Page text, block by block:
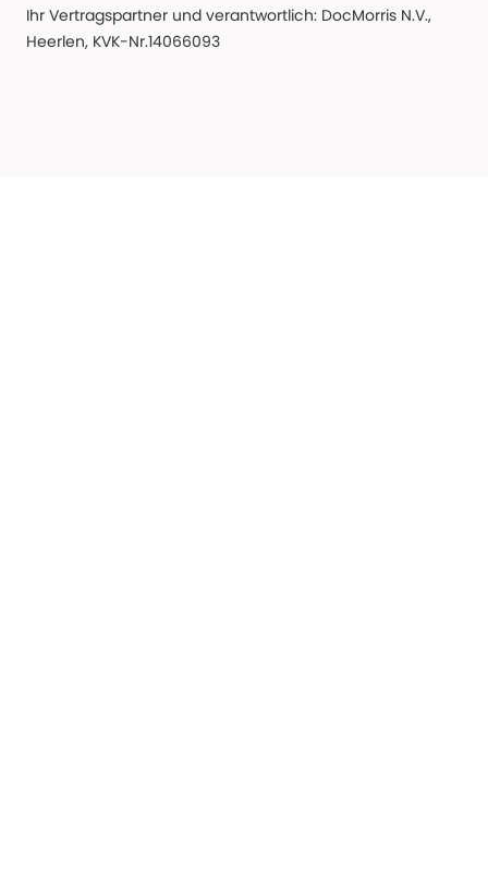
Ihr Vertragspartner und verantwortlich: DocMorris N.V.,
Heerlen, KVK-Nr.14066093